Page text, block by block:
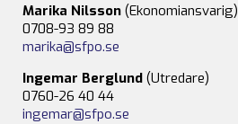
Marika Nilsson (Ekonomiansvarig)
0708-93 89 88
marika@sfpo.se
Ingemar Berglund (Utredare)
0760-26 40 44
ingemar@sfpo.se